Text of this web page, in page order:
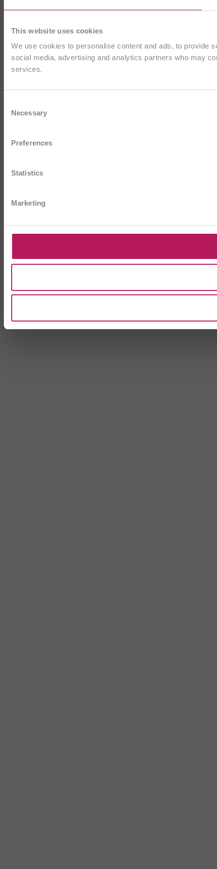
This website uses cookies
We use cookies to personalise content and ads, to provide
social media, advertising and analytics partners who may
services.
Selection
Necessary
Preferences
Statistics
Marketing